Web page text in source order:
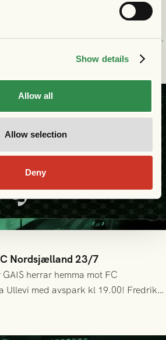
Show details
Allow all
Allow selection
Deny
mot FC Nordsjælland
halvlek och skapade fler chanser,
strax innan halvtid. Efter
när Nordsjälland tilläts ha mer av
Josefsson & Lasse Ekström
Nordsjælland 23/7
herrar hemma mot FC
Ullevi med avspark kl 19.00! Fredrik
har tagit ut följande trupp till